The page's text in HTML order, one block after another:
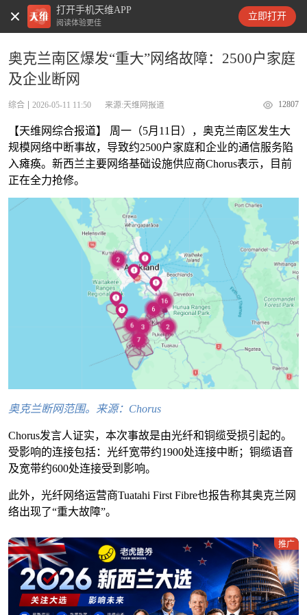
打开手机天维APP
阅读体验更佳
立即打开
天维新闻
奥克兰南区爆发“重大”网络故障：2500户家庭
及企业断网
综合 2026-05-11 11:50 来源:天维网报道 12807
【天维网综合报道】 周一（5月11日），奥克兰南区发生大
规模网络中断事故，导致约2500户家庭和企业的通信服务陷
入瘫痪。新西兰主要网络基础设施供应商Chorus表示，目前
正在全力抢修。
奥克兰断网范围。来源：Chorus
Chorus发言人证实，本次事故是由光纤和铜缆受损引起的。
受影响的连接包括：光纤宽带约1900处连接中断；铜缆语音
及宽带约600处连接受到影响。
此外，光纤网络运营商Tuatahi First Fibre也报告称其奥克兰网
络出现了“重大故障”。
推广